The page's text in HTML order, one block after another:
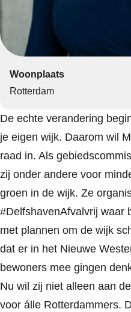
Woonplaats
Rotterdam
De echte verandering
je eigen wijk. Daarom wil
raad in. Als
zij onder andere voor
groen in de wijk. Ze
#DelfshavenAfvalvrij waar
met plannen om de wijk
dat er in het Nieuwe
bewoners mee gingen
Nu wil zij niet alleen aan
voor álle Rotterdammers.